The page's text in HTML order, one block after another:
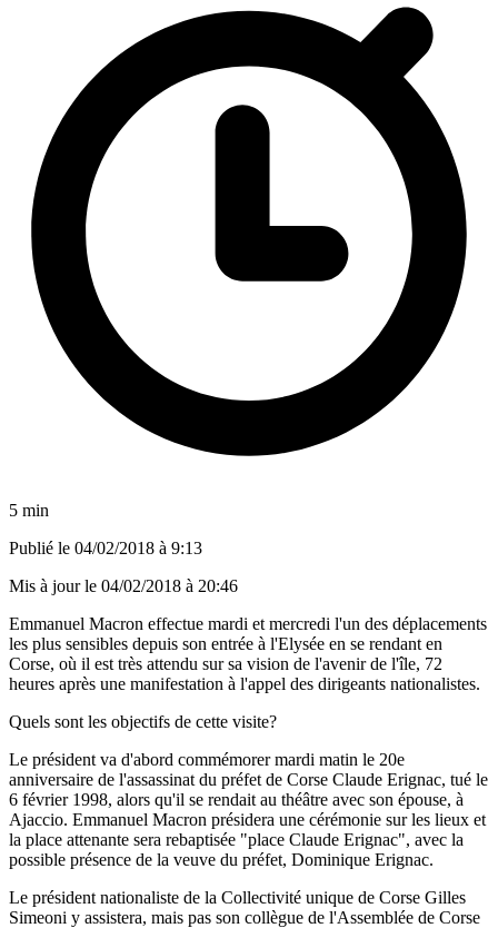
5 min
Publié le 04/02/2018 à 9:13
Mis à jour le 04/02/2018 à 20:46
Emmanuel Macron effectue mardi et mercredi l'un des déplacements
les plus sensibles depuis son entrée à l'Elysée en se rendant en
Corse, où il est très attendu sur sa vision de l'avenir de l'île, 72
heures après une manifestation à l'appel des dirigeants nationalistes.
Quels sont les objectifs de cette visite?
Le président va d'abord commémorer mardi matin le 20e
anniversaire de l'assassinat du préfet de Corse Claude Erignac, tué le
6 février 1998, alors qu'il se rendait au théâtre avec son épouse, à
Ajaccio. Emmanuel Macron présidera une cérémonie sur les lieux et
la place attenante sera rebaptisée "place Claude Erignac", avec la
possible présence de la veuve du préfet, Dominique Erignac.
Le président nationaliste de la Collectivité unique de Corse Gilles
Simeoni y assistera, mais pas son collègue de l'Assemblée de Corse